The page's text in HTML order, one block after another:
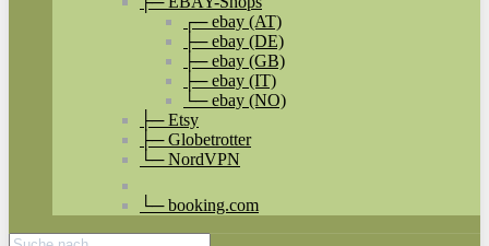
┌─ ebay (AT)
├─ ebay (DE)
├─ ebay (GB)
├─ ebay (IT)
└─ ebay (NO)
├─ Etsy
├─ Globetrotter
└─ NordVPN
└─ booking.com